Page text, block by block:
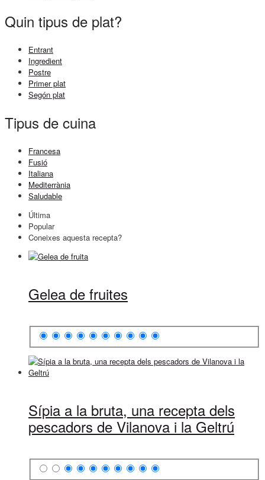
Quin tipus de plat?
Entrant
Ingredient
Postre
Primer plat
Segón plat
Tipus de cuina
Francesa
Fusió
Italiana
Mediterrània
Saludable
Última
Popular
Coneixes aquesta recepta?
Gelea de fruites
Sípia a la bruta, una recepta dels
pescadors de Vilanova i la Geltrú